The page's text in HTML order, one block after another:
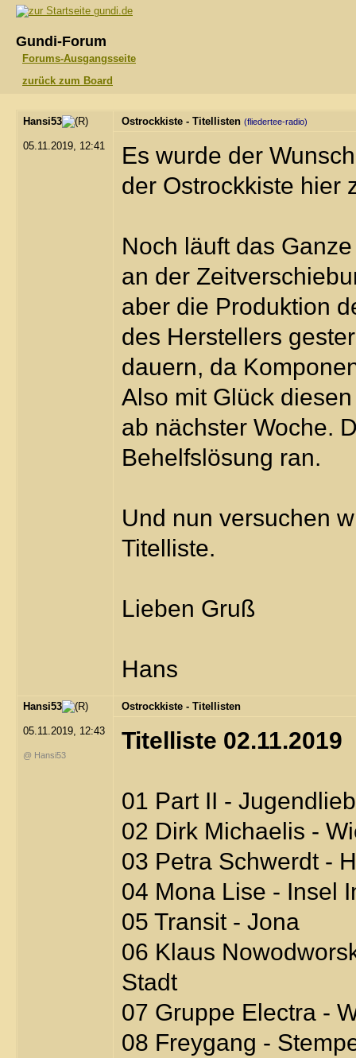
gundi.de
Gundi-Forum
Forums-Ausgangsseite
zurück zum Board
Hansi53
05.11.2019, 12:41
Ostrockkiste - Titellisten (fliedertee-radio)
Es wurde der
der Ostrockkiste hier
Noch läuft das
an der
aber die Produktion
des Herstellers
dauern, da
Also mit Glück
ab nächster Woche.
Behelfslösung ran.
Und nun versuchen
Titelliste.
Lieben Gruß
Hans
Hansi53
05.11.2019, 12:43
@ Hansi53
Ostrockkiste - Titellisten
Titelliste 02.11.2019
01 Part II -
02 Dirk Michaelis -
03 Petra Schwerdt -
04 Mona Lise - Insel
05 Transit - Jona
06 Klaus
Stadt
07 Gruppe Electra -
08 Freygang -